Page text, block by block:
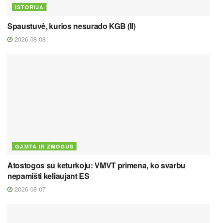
ISTORIJA
Spaustuvė, kurios nesurado KGB (II)
2026 08 08
GAMTA IR ŽMOGUS
Atostogos su keturkoju: VMVT primena, ko svarbu
nepamišti keliaujant ES
2026 08 07